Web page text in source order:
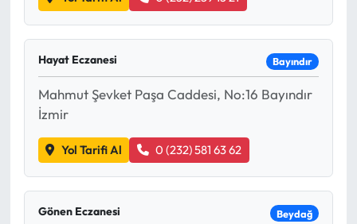
Hayat Eczanesi Bayındır
Mahmut Şevket Paşa Caddesi, No:16 Bayındır
İzmir
Yol Tarifi Al 0 (232) 581 63 62
Gönen Eczanesi Beydağ